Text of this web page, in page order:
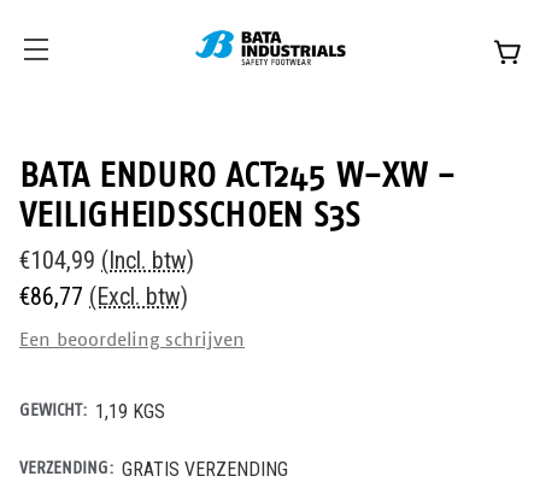
BATA ENDURO ACT245 W-XW -
VEILIGHEIDSSCHOEN S3S
€104,99 (Incl. btw)
€86,77 (Excl. btw)
Een beoordeling schrijven
GEWICHT: 1,19 KGS
VERZENDING: GRATIS VERZENDING